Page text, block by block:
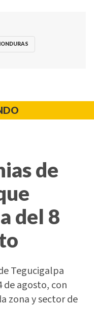
de
del 8
Tegucigalpa
de agosto, con
zona y sector de